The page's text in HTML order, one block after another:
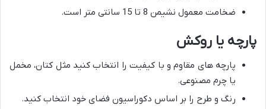
ضخامت معمول نشیمن 8 تا 15 سانتی متر است.
پارچه یا روکش
پارچه های مقاوم و با کیفیت را انتخاب کنید مثل کتان، مخمل
یا چرم مصنوعی.
رنگ و طرح را بر اساس دکوراسیون فضای خود انتخاب کنید.